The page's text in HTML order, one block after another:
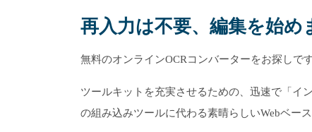
再入力は不要、編集を始め
無料のオンラインOCRコンバーターをお探しで
ツールキットを充実させるための、迅速で「イ
の組み込みツールに代わる素晴らしいWebベース